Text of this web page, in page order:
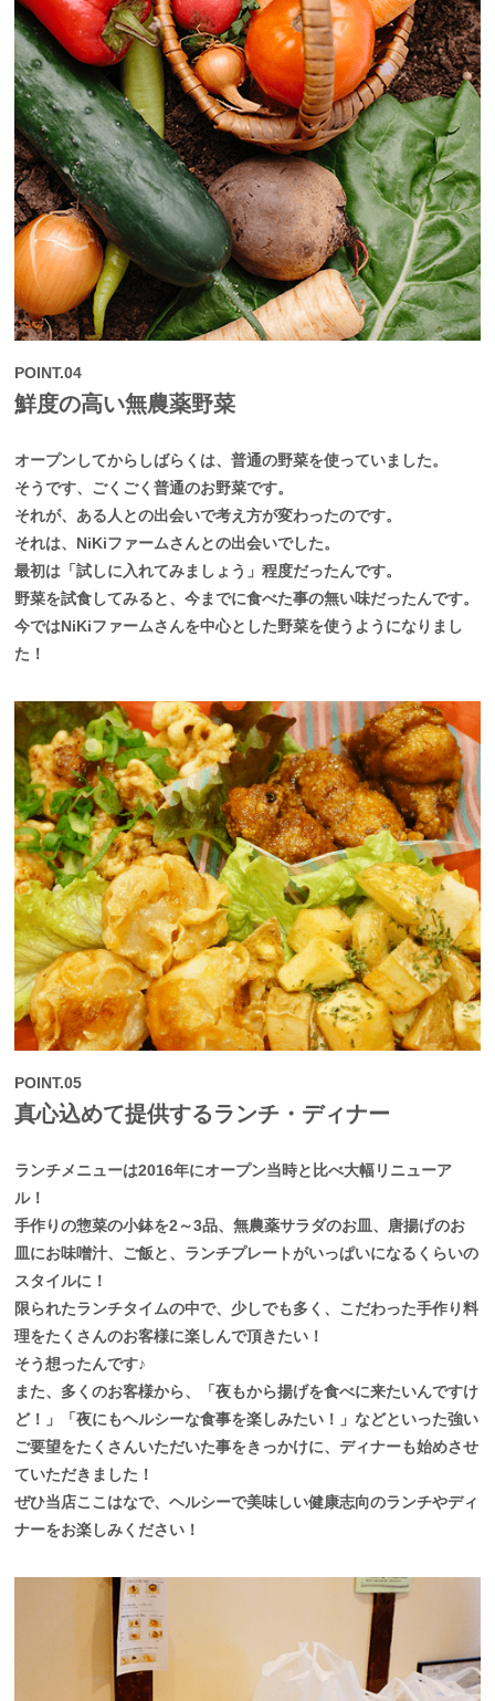
POINT.04
鮮度の高い無農薬野菜
オープンしてからしばらくは、普通の野菜を使っていました。
そうです、ごくごく普通のお野菜です。
それが、ある人との出会いで考え方が変わったのです。
それは、NiKiファームさんとの出会いでした。
最初は「試しに入れてみましょう」程度だったんです。
野菜を試食してみると、今までに食べた事の無い味だったんです。
今ではNiKiファームさんを中心とした野菜を使うようになりまし
た！
POINT.05
真心込めて提供するランチ・ディナー
ランチメニューは2016年にオープン当時と比べ大幅リニューア
ル！
手作りの惣菜の小鉢を2～3品、無農薬サラダのお皿、唐揚げのお
皿にお味噌汁、ご飯と、ランチプレートがいっぱいになるくらいの
スタイルに！
限られたランチタイムの中で、少しでも多く、こだわった手作り料
理をたくさんのお客様に楽しんで頂きたい！
そう想ったんです♪
また、多くのお客様から、「夜もから揚げを食べに来たいんですけ
ど！」「夜にもヘルシーな食事を楽しみたい！」などといった強い
ご要望をたくさんいただいた事をきっかけに、ディナーも始めさせ
ていただきました！
ぜひ当店ここはなで、ヘルシーで美味しい健康志向のランチやディ
ナーをお楽しみください！